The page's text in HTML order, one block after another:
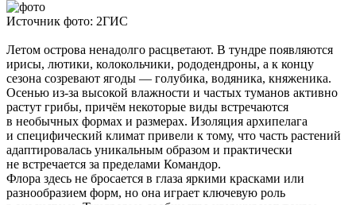
Источник фото: 2ГИС
Летом острова ненадолго расцветают. В тундре появляются
ирисы, лютики, колокольчики, рододендроны, а к концу
сезона созревают ягоды — голубика, водяника, княженика.
Осенью из-за высокой влажности и частых туманов активно
растут грибы, причём некоторые виды встречаются
в необычных формах и размерах. Изоляция архипелага
и специфический климат привели к тому, что часть растений
адаптировалась уникальным образом и практически
не встречается за пределами Командор.
Флора здесь не бросается в глаза яркими красками или
разнообразием форм, но она играет ключевую роль